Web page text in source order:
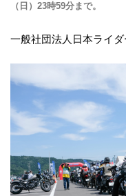
（日）23時59分まで。
一般社団法人日本ライ